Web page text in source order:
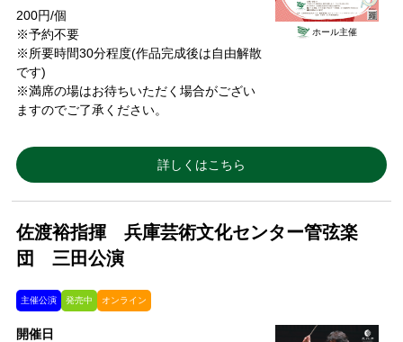
ホール主催
200円/個
※予約不要
※所要時間30分程度(作品完成後は自由解散
です)
※満席の場はお待ちいただく場合がござい
ますのでご了承ください。
詳しくはこちら
佐渡裕指揮 兵庫芸術文化センター管弦楽
団 三田公演
主催公演 発売中 オンライン
開催日